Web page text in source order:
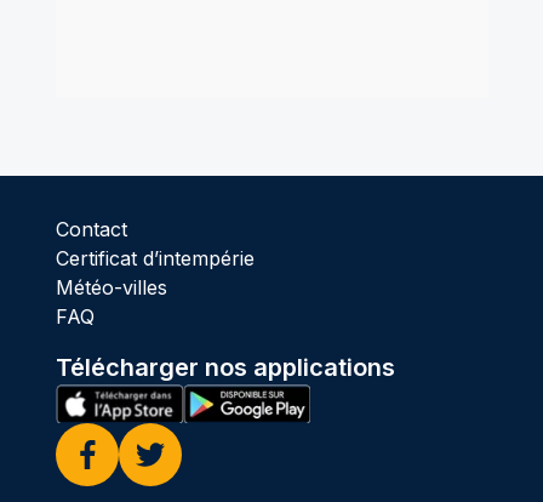
Contact
Certificat d’intempérie
Météo-villes
FAQ
Télécharger nos applications
Facebook
Twitter